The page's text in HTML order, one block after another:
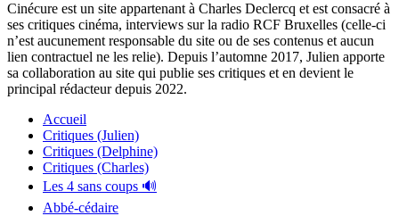
Cinécure est un site appartenant à Charles Declercq et est consacré à
ses critiques cinéma, interviews sur la radio RCF Bruxelles (celle-ci
n’est aucunement responsable du site ou de ses contenus et aucun
lien contractuel ne les relie). Depuis l’automne 2017, Julien apporte
sa collaboration au site qui publie ses critiques et en devient le
principal rédacteur depuis 2022.
Accueil
Critiques (Julien)
Critiques (Delphine)
Critiques (Charles)
Les 4 sans coups 🔊
Abbé-cédaire